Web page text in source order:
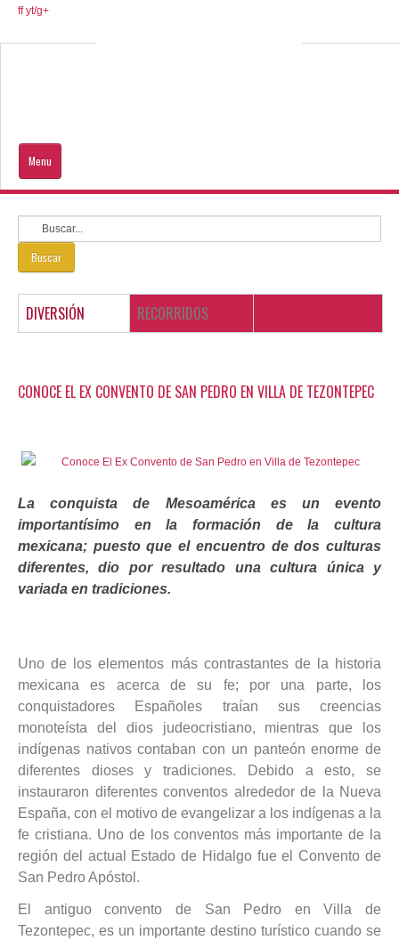
ff yt/g+
Menu
Hidalgo
Que Visitar
DE TU INTERÉS
Buscar
DIVERSIÓN RECORRIDOS
CONOCE EL EX CONVENTO DE SAN PEDRO EN VILLA DE TEZONTEPEC
La conquista de Mesoamérica es un evento
importantísimo en la formación de la cultura
mexicana; puesto que el encuentro de dos culturas
diferentes, dio por resultado una cultura única y
variada en tradiciones.
Uno de los elementos más contrastantes de la historia
mexicana es acerca de su fe; por una parte, los
conquistadores Españoles traían sus creencias
monoteísta del dios judeocristiano, mientras que los
indígenas nativos contaban con un panteón enorme de
diferentes dioses y tradiciones. Debido a esto, se
instauraron diferentes conventos alrededor de la Nueva
España, con el motivo de evangelizar a los indígenas a la
fe cristiana. Uno de los conventos más importante de la
región del actual Estado de Hidalgo fue el Convento de
San Pedro Apóstol.
El antiguo convento de San Pedro en Villa de
Tezontepec, es un importante destino turístico cuando se